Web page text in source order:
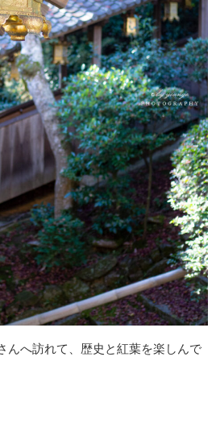
んへ訪れて、歴史と紅葉を楽しんで